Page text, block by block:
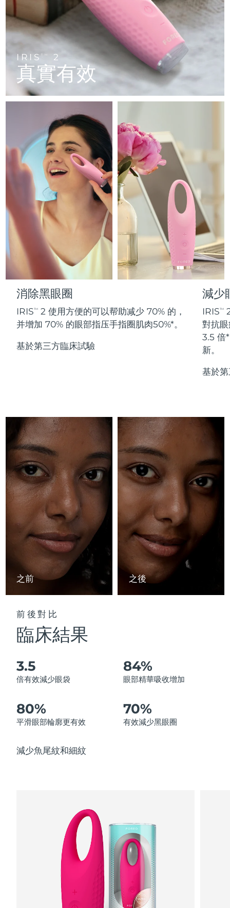
IRIS TM 2
真實有效
消除黑眼圈
IRISTM
2 使用方便的可以帮助减少 70% 的，
并增加 70% 的眼部指压手指圈肌肉50%*。
基於第三方臨床試驗
減少
IRISTM
對抗
3.5 倍
新。
基於
之前 之後
前後對比
臨床結果
3.5
倍有效減少眼袋
84%
眼部精華吸收增加
80%
平滑眼部輪廓更有效
70%
有效減少黑眼圈
減少魚尾紋和細紋
For young skin, T-zone
LUNA™ 4 go
For travel or gym bag
LUNA™護膚
LUNA™ 設備
All facial cleansing devices
Premium anti-aging skincare
BEAR™ 設備
All premium facelift devices
Red light therapy device for young skin
UFO™ 3 go
Portable red light therapy
Rejuvenation & hydration
UFO™ 設備
All deep facial hydration devices
Hybrid silicone sonic toothbrush
issa™ 4 baby
For ages 0-3
issa™ Teeth Whitening Set
Dual LED + sonic device & 18% PAP gel
ISSA™ 設備
All silicone sonic toothbrushes
FAQ™ 102
Advanced clinical anti-aging
FAQ™ P1 Primer
Manuka honey primer
FAQ™護膚品
All FAQ™ skincare
FAQ™產品
All anti-aging treatments
FAQ™ 202
LED mask
FAQ™ 221
Anti-aging LED hand mask
FAQ™護膚品
All FAQ™ skincare
FAQ™產品
All LED treatments
生髮
FAQ™ 301
LED hair strengthening scalp massager
FAQ™ Scalp Serum
Scalp recovery probiotic serum
FAQ™護膚品
All FAQ™ skincare
FAQ™產品
All hair treatments
肌膚年輕化
FAQ™ 501
Full-Spectrum Red Light Therapy
FAQ™ 502
Full-Spectrum Red Light Therapy
FAQ™ Red Light Serum
FAQ™ skincare
All FAQ™ skincare
FAQ™ products
All toning treatments
保健品
NEW
專業治療
PEACH™ 2 Pro Max
Professional IPL hair removal device
PEACH™ 2
IPL hair removal
PEACH™ 2 go
Travel-friendly IPL hair removal
身體護理
BEAR™ 2 body
Microcurrent body toning
LUNA™ 4 body
Massaging body brush
SUPERCHARGED™ serum
Firming body serum
痘肌護理
ESPADA™ 2 plus
Recurring acne LED therapy
ESPADA™ 2
Acne treatment device
ESPADA™ Blemish Solution
ESPADA™ 設備
All acne treatment devices
眼部護理
BEAR™ 2 eyes & lips
Microcurrent line smoothing device
IRIS™ 2
Rejuvenating eye massager
眼部護理設備
All revitalizing eye massagers
毛孔護理
KIWI™ derma
Diamond microdermabrasion .
KIWI™ 皮肤护理
Advanced pore care essentials
護發
LUNA™ 4 hair
2-in-1 LED scalp massager
LUNA™ Dual-Peptide Scalp
Serum
For healthy hair
issa™ Teeth Whitening Gel
18% PAP
護膚品 男士
全部購買
FOREO APP
哥倫比亞 預計送達日期 8/12/26
克羅埃西亞 預計送達日期 8/8/26
賽普勒斯 預計送達日期
捷克 預計送達日期
愛沙尼亞 預計送達日期
芬蘭 預計送達日期
預計送達日期8/8/26
法屬玻里尼西亞 預計送達日期 8/12/26
德國 預計送達日期 8/8/26
直布羅陀 預計送達日期 8/12/26
希臘 預計送達日期8/8/26
匈牙利 預計送達日期 8/8/26
冰島 8/9/26
8/6/26
曼島 預計送達日期 8/10/26
以色列 預計送達日期
義大利 預計送達日期 8/8/26
日本 預計送達日期 8/11/26
澤西島 預計送達日期
哈薩克 預計送達日期
科威特 預計送達日期8/8/26
拉脫維亞 預計送達日期8/8/26
黎巴嫩
立陶宛
盧森堡 預計送達日期
馬來西亞 預計送達日期
預計送達日期
預計送達日期